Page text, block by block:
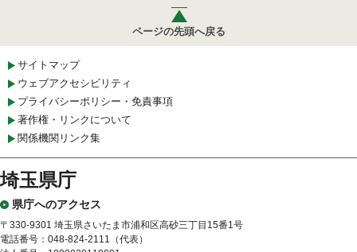
ページの先頭へ戻る
サイトマップ
ウェブアクセシビリティ
プライバシーポリシー・免責事項
著作権・リンクについて
関係機関リンク集
埼玉県庁
県庁へのアクセス
〒330-9301 埼玉県さいたま市浦和区高砂三丁目15番1号
電話番号：048-824-2111（代表）